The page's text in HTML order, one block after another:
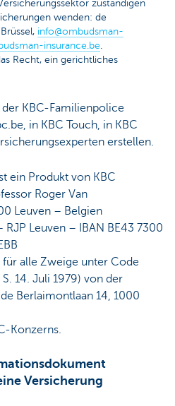
zuständigen
wenden: de
info@ombudsman-
insurance.be
Recht, ein gerichtliches
KBC-Familienpolice
in KBC Touch, in KBC
erstellen.
ein Produkt von KBC
Roger Van
Leuven – Belgien
Leuven – IBAN BE43 7300
alle Zweige unter Code
14. Juli 1979) von der
Berlaimontlaan 14, 1000
Konzerns.
Versicherung